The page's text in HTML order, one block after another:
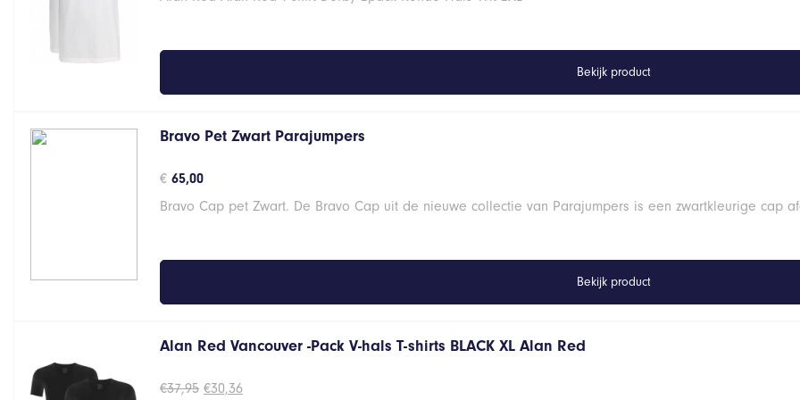
Bekijk product
Bravo Pet Zwart Parajumpers
€ 65,00
Bravo Cap pet Zwart. De Bravo Cap uit de nieuwe collectie van Parajumpers is een zwartkleurige cap
Bekijk product
Alan Red Vancouver -Pack V-hals T-shirts BLACK XL Alan Red
€37,95 Oorspronkelijke
€30,36Huidige